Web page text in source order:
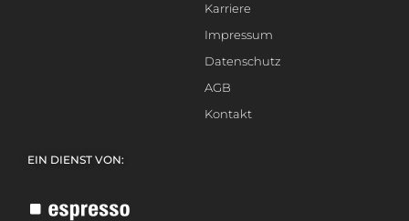
Karriere
Impressum
Datenschutz
AGB
Kontakt
EIN DIENST VON: